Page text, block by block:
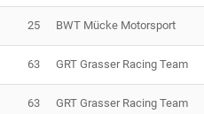
25 BWT Mücke Motorsport
63 GRT Grasser Racing Team
63 GRT Grasser Racing Team